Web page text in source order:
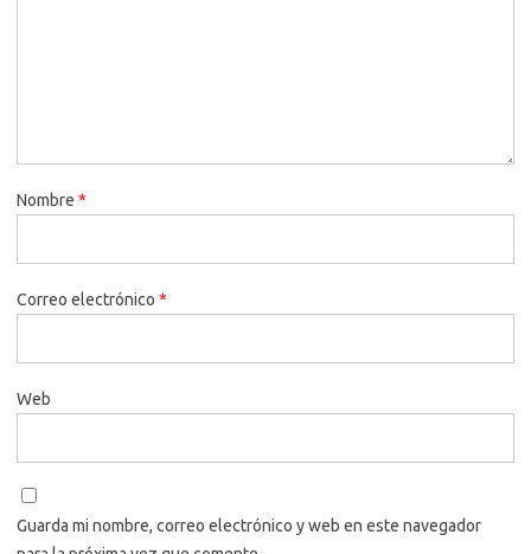
Nombre *
Correo electrónico *
Web
Guarda mi nombre, correo electrónico y web en este navegador